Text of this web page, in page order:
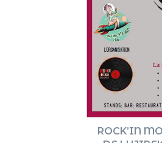
ROCK’IN